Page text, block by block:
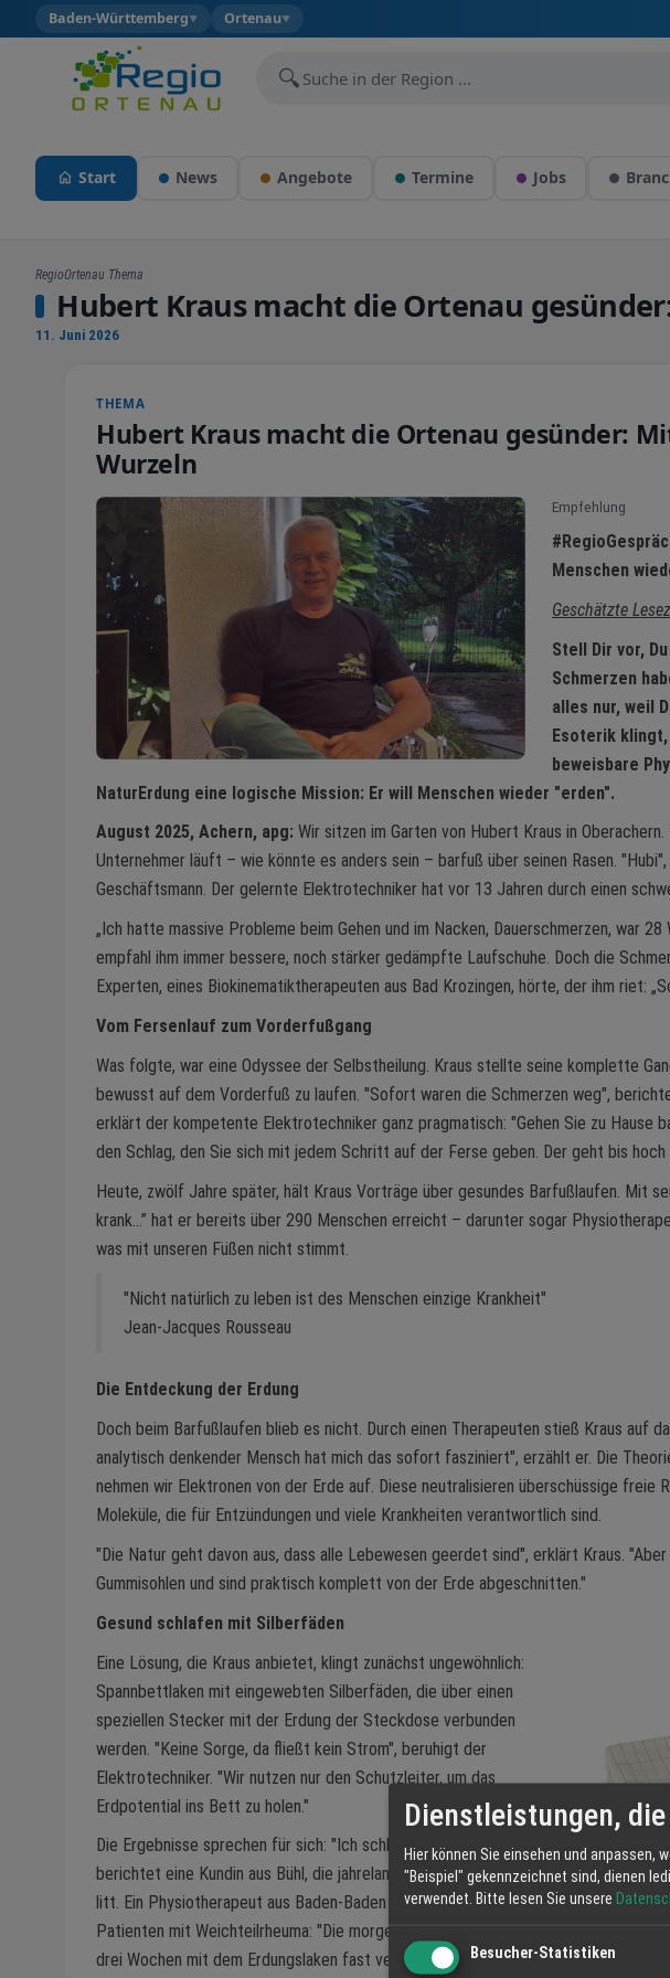
Baden-Württemberg▼ Ortenau▼
🔍
Start News Angebote Termine Jobs
RegioOrtenau Thema
Hubert Kraus macht die Ortenau
11. Juni 2026
THEMA
Hubert Kraus macht die Ortenau gesünder:
Wurzeln
Empfehlung
Menschen
Geschätzte
Stell Dir vor,
Schmerzen
alles nur, weil
Esoterik
beweisbare
NaturErdung eine logische Mission: Er will Menschen wieder "erden".
August 2025, Achern, apg: Wir sitzen im Garten von Hubert Kraus in
Unternehmer läuft – wie könnte es anders sein – barfuß über seinen Rasen.
Geschäftsmann. Der gelernte Elektrotechniker hat vor 13 Jahren durch einen
„Ich hatte massive Probleme beim Gehen und im Nacken, Dauerschmerzen, war
empfahl ihm immer bessere, noch stärker gedämpfte Laufschuhe. Doch die
Experten, eines Biokinematiktherapeuten aus Bad Krozingen, hörte, der ihm riet:
Vom Fersenlauf zum Vorderfußgang
Was folgte, war eine Odyssee der Selbstheilung. Kraus stellte seine komplette
bewusst auf dem Vorderfuß zu laufen. "Sofort waren die Schmerzen weg",
erklärt der kompetente Elektrotechniker ganz pragmatisch: "Gehen Sie zu Hause
den Schlag, den Sie sich mit jedem Schritt auf der Ferse geben. Der geht bis hoch
Heute, zwölf Jahre später, hält Kraus Vorträge über gesundes Barfußlaufen. Mit
krank…” hat er bereits über 290 Menschen erreicht – darunter sogar
was mit unseren Füßen nicht stimmt.
"Nicht natürlich zu leben ist des Menschen einzige Krankheit"
Jean-Jacques Rousseau
Die Entdeckung der Erdung
Doch beim Barfußlaufen blieb es nicht. Durch einen Therapeuten stieß Kraus auf
analytisch denkender Mensch hat mich das sofort fasziniert", erzählt er. Die
nehmen wir Elektronen von der Erde auf. Diese neutralisieren überschüssige freie
Moleküle, die für Entzündungen und viele Krankheiten verantwortlich sind.
"Die Natur geht davon aus, dass alle Lebewesen geerdet sind", erklärt Kraus.
Gummisohlen und sind praktisch komplett von der Erde abgeschnitten."
Gesund schlafen mit Silberfäden
Eine Lösung, die Kraus anbietet, klingt zunächst ungewöhnlich:
Spannbettlaken mit eingewebten Silberfäden, die über einen
speziellen Stecker mit der Erdung der Steckdose verbunden
werden. "Keine Sorge, da fließt kein Strom", beruhigt der
Elektrotechniker. "Wir nutzen nur den Schutzleiter, um das
Erdpotential ins Bett zu holen."
Die Ergebnisse sprechen für sich: "Ich schlafe wie ein Baby",
berichtet eine Kundin aus Bühl, die jahrelang unter Schlafstörungen
litt. Ein Physiotherapeut aus Baden-Baden erzählt von seinem
Patienten mit Weichteilrheuma: "Die morgendliche Steifheit ist nach
drei Wochen mit dem Erdungslaken fast verschwunden." Kraus selbst misst bei
Dienstleistungen,
Hier können Sie einsehen und anpassen,
"Beispiel" gekennzeichnet sind, dienen
verwendet. Bitte lesen Sie unsere
Besucher-Statistiken